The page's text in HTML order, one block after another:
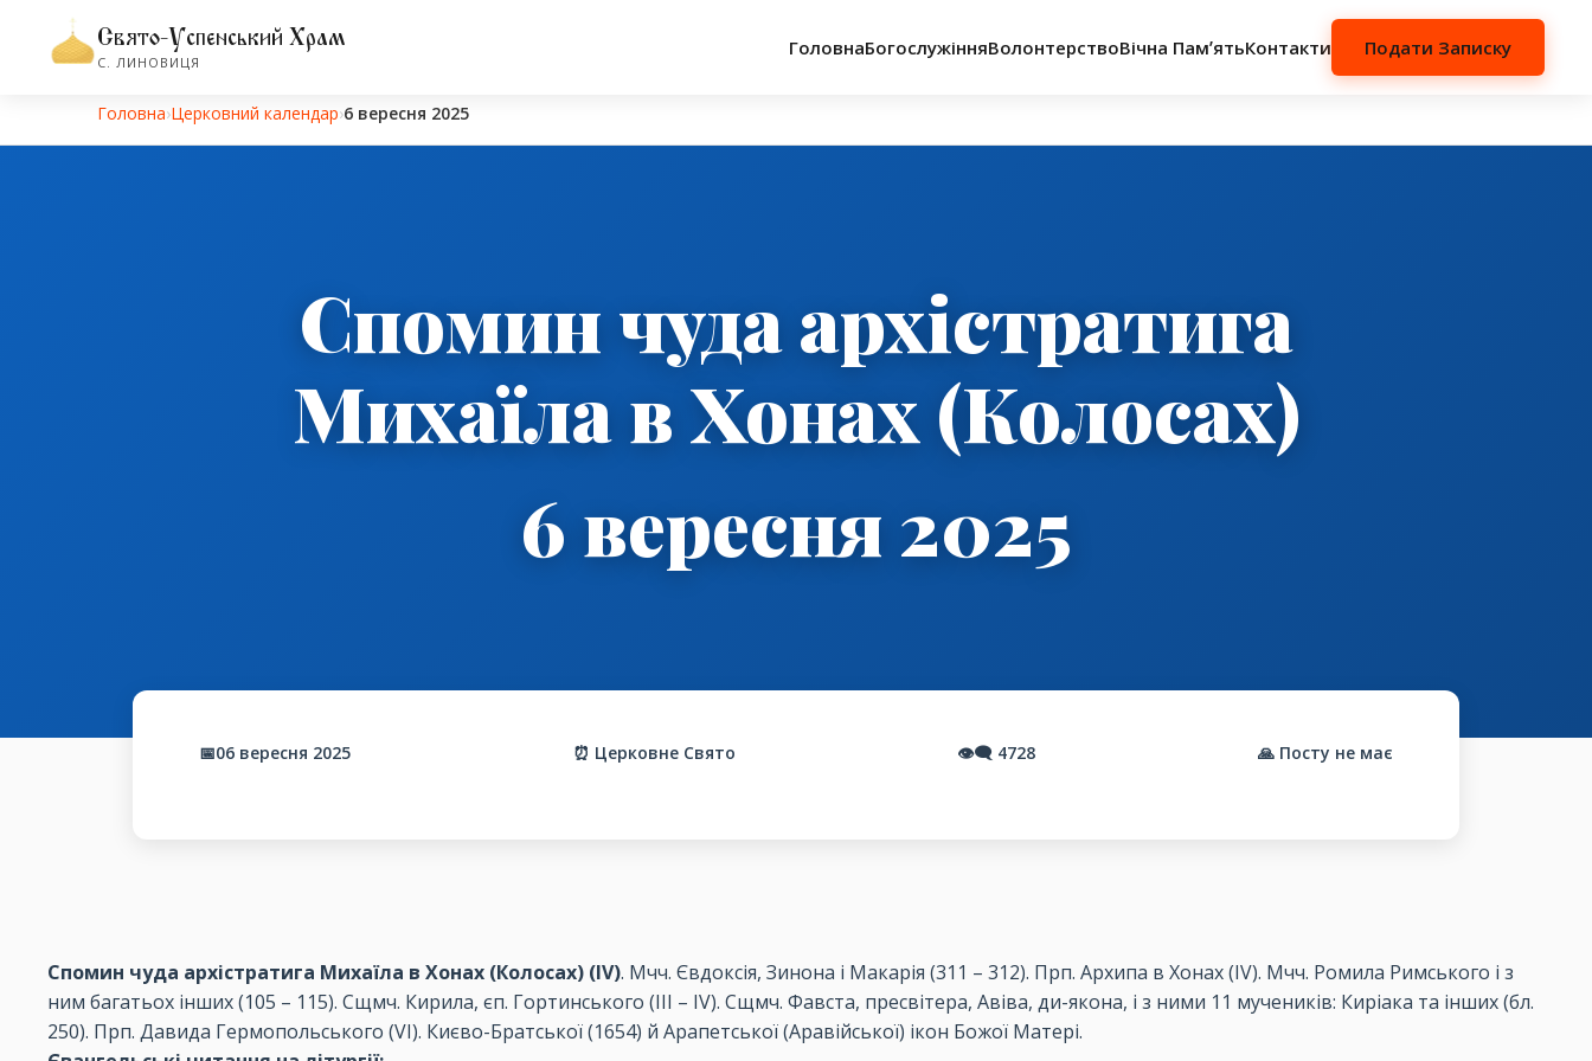
Свято-Успенський Храм
С. ЛИНОВИЦЯ
ГоловнаБогослужінняВолонтерствоВічна ПамʼятьКонтакти Подати Записку
Головна›Церковний календар›6 вересня 2025
Спомин чуда архістратига
Михаїла в Хонах (Колосах)
6 вересня 2025
📅06 вересня 2025 ⏰ Церковне Свято 👁️‍🗨️ 4728 🙏 Посту не має
Спомин чуда архістратига Михаїла в Хонах (Колосах) (ІV). Мчч. Євдоксія, Зинона і Макарія (311 – 312). Прп. Архипа в Хонах (ІV). Мчч. Ромила Римського і з
ним багатьох інших (105 – 115). Сщмч. Кирила, єп. Гортинського (ІІІ – ІV). Сщмч. Фавста, пресвітера, Авіва, ди-якона, і з ними 11 мучеників: Киріака та інших (бл.
250). Прп. Давида Гермопольського (VІ). Києво-Братської (1654) й Арапетської (Аравійської) ікон Божої Матері.